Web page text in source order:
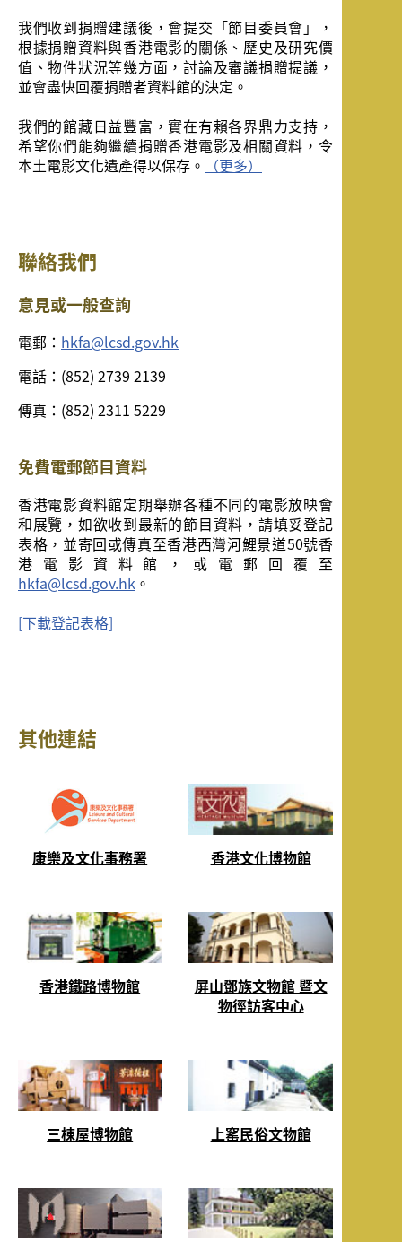
我們收到捐贈建議後，會提交「節目委員會」，
根據捐贈資料與香港電影的關係、歷史及研究價
值、物件狀況等幾方面，討論及審議捐贈提議，
並會盡快回覆捐贈者資料館的決定。
我們的館藏日益豐富，實在有賴各界鼎力支持，
希望你們能夠繼續捐贈香港電影及相關資料，令
本土電影文化遺產得以保存。
（更多）
聯絡我們
意見或一般查詢
電郵： hkfa@lcsd.gov.hk
電話：(852) 2739 2139
傳真：(852) 2311 5229
免費電郵節目資料
香港電影資料館定期舉辦各種不同的電影放映會
和展覽，如欲收到最新的節目資料，請填妥登記
表格，並寄回或傳真至香港西灣河鯉景道50號香
港電影資料館，或電郵回覆至
hkfa@lcsd.gov.hk 。
[下載登記表格]
其他連結
康樂及文化事務署 香港文化博物館
香港鐵路博物館
屏山鄧族文物館 暨文
物徑訪客中心
三棟屋博物館 上窰民俗文物館